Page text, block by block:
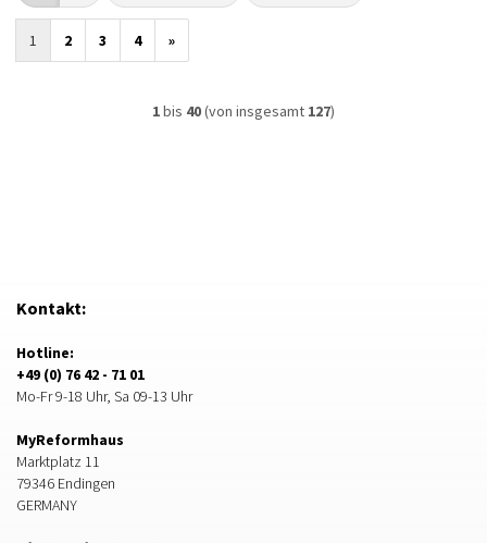
1 2 3 4 »
1bis 40(von insgesamt 127)
Kontakt:
Hotline:
+49 (0) 76 42 - 71 01
Mo-Fr 9-18 Uhr, Sa 09-13 Uhr
MyReformhaus
Marktplatz 11
79346 Endingen
GERMANY